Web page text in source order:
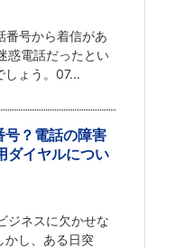
番号から着信があ
惑電話だったとい
しょう。07...
号？電話の障害
ダイヤルについ
ジネスに欠かせな
かし、ある日突